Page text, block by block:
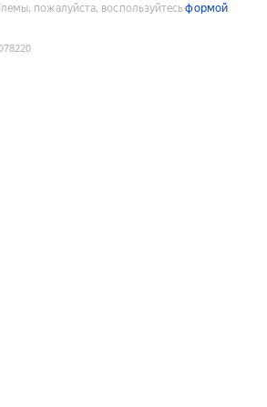
пожалуйста, воспользуйтесьформой